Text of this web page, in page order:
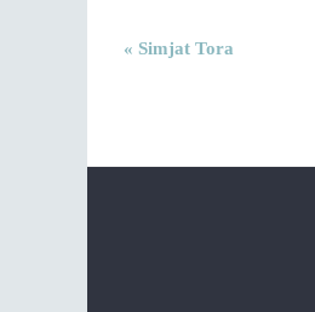
N
e
« Simjat Tora